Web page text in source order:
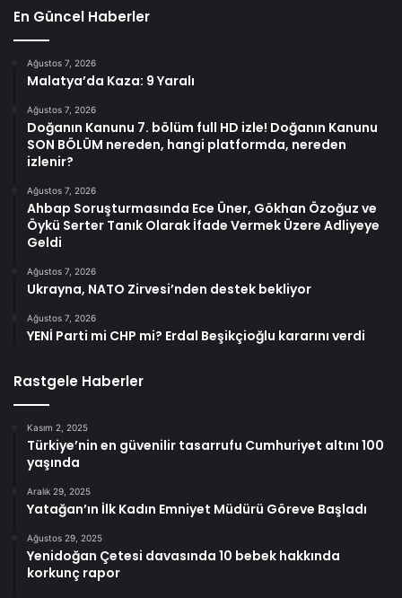
En Güncel Haberler
Ağustos 7, 2026
Malatya’da Kaza: 9 Yaralı
Ağustos 7, 2026
Doğanın Kanunu 7. bölüm full HD izle! Doğanın Kanunu
SON BÖLÜM nereden, hangi platformda, nereden
izlenir?
Ağustos 7, 2026
Ahbap Soruşturmasında Ece Üner, Gökhan Özoğuz ve
Öykü Serter Tanık Olarak İfade Vermek Üzere Adliyeye
Geldi
Ağustos 7, 2026
Ukrayna, NATO Zirvesi’nden destek bekliyor
Ağustos 7, 2026
YENİ Parti mi CHP mi? Erdal Beşikçioğlu kararını verdi
Rastgele Haberler
Kasım 2, 2025
Türkiye’nin en güvenilir tasarrufu Cumhuriyet altını 100
yaşında
Aralık 29, 2025
Yatağan’ın İlk Kadın Emniyet Müdürü Göreve Başladı
Ağustos 29, 2025
Yenidoğan Çetesi davasında 10 bebek hakkında
korkunç rapor